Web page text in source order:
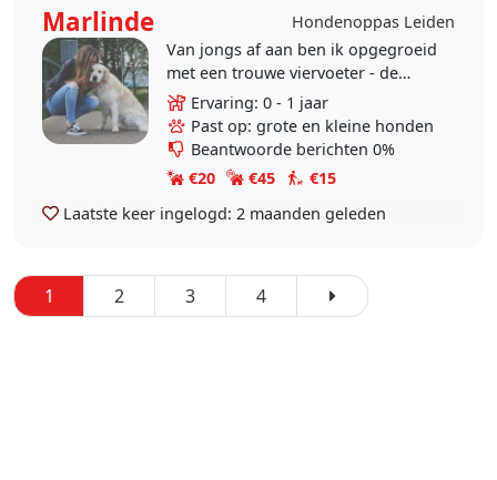
Marlinde
Hondenoppas Leiden
Van jongs af aan ben ik opgegroeid
met een trouwe viervoeter - de
golden retriever. Mees is recentelijk
helaas ingeslapen en ik mis het
hebben van..
Ervaring: 0 - 1 jaar
Past op: grote en kleine honden
Beantwoorde berichten 0%
€20
€45
€15
Laatste keer ingelogd: 2 maanden geleden
1 2 3 4